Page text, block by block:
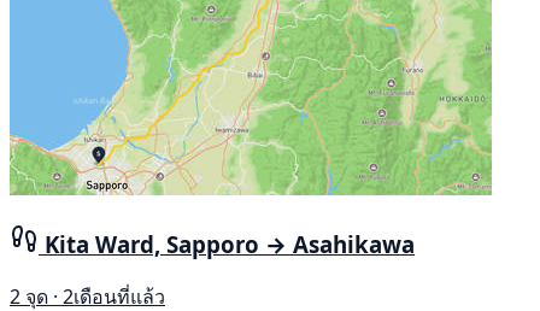
Kita Ward, Sapporo → Asahikawa
2 จุด · 2เดือนที่แล้ว